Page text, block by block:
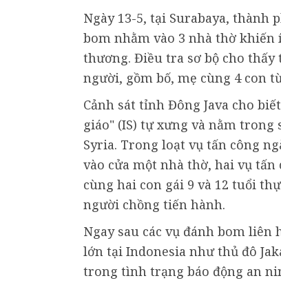
Ngày 13-5, tại Surabaya, thành
bom nhằm vào 3 nhà thờ
thương. Điều tra sơ bộ cho
người, gồm bố, mẹ cùng 4 con
Cảnh sát tỉnh Đông Java cho
giáo" (IS) tự xưng và nằm
Syria. Trong loạt vụ tấn công
vào cửa một nhà thờ, hai vụ
cùng hai con gái 9 và 12 tuổi
người chồng tiến hành.
Ngay sau các vụ đánh bom
lớn tại Indonesia như thủ đô
trong tình trạng báo động an